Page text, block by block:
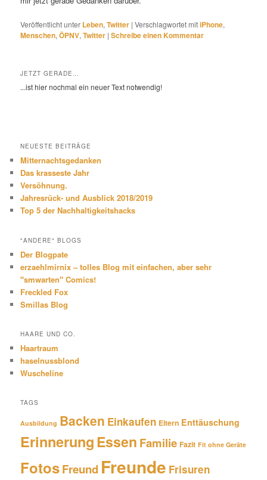
Veröffentlicht unter Leben,Twitter |Verschlagwortet mitiPhone,
Menschen,ÖPNV,Twitter |Schreibe einen Kommentar
JETZT GERADE…
...ist hier nochmal ein neuer Text notwendig!
NEUESTE BEITRÄGE
Mitternachtsgedanken
Das krasseste Jahr
Versöhnung.
Jahresrück- und Ausblick 2018/2019
Top 5 der Nachhaltigkeitshacks
"ANDERE" BLOGS
Der Blogpate
erzaehlmirnix – tolles Blog mit einfachen, aber sehr
"smwarten" Comics!
Freckled Fox
Smillas Blog
HAARE UND CO.
Haartraum
haselnussblond
Wuscheline
TAGS
Ausbildung Backen Einkaufen Eltern Enttäuschung
ErinnerungEssen Familie Fazit Fit ohne Geräte
FotosFreund Freunde Frisuren